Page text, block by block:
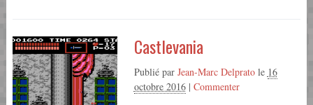
Castlevania
Publié par Jean-Marc Delpratole 16
octobre 2016| Commenter